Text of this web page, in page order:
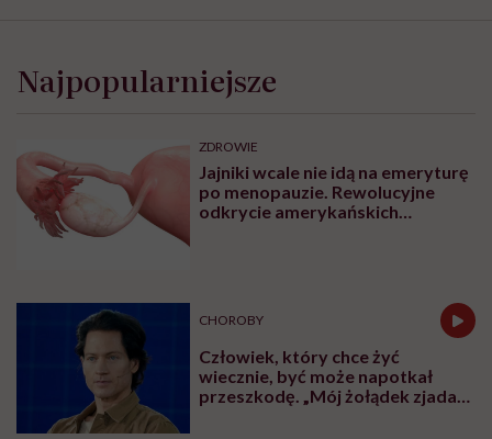
Najpopularniejsze
ZDROWIE
Jajniki wcale nie idą na emeryturę
po menopauzie. Rewolucyjne
odkrycie amerykańskich
CHOROBY
Człowiek, który chce żyć
wiecznie, być może napotkał
przeszkodę. „Mój żołądek zjada